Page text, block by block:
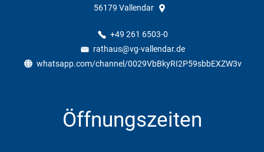
56179 Vallendar
+49 261 6503-0
rathaus@vg-vallendar.de
whatsapp.com/channel/0029VbBkyRI2P59sbbEXZW3v
Öffnungszeiten